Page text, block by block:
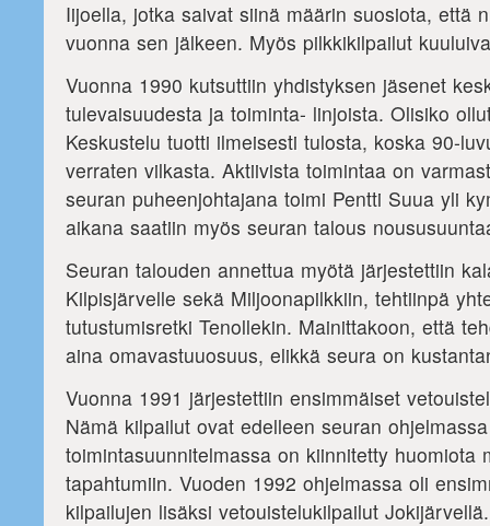
Iijoella, jotka saivat siinä määrin suosiota, että
vuonna sen jälkeen. Myös pilkkikilpailut
Vuonna 1990 kutsuttiin yhdistyksen jäsenet
tulevaisuudesta ja toiminta- linjoista. Olisiko
Keskustelu tuotti ilmeisesti tulosta, koska 90-
verraten vilkasta. Aktiivista toimintaa on
seuran puheenjohtajana toimi Pentti Suua yli
aikana saatiin myös seuran talous
Seuran talouden annettua myötä järjestettiin
Kilpisjärvelle sekä Miljoonapilkkiin, tehtiinpä
tutustumisretki Tenollekin. Mainittakoon, että
aina omavastuuosuus, elikkä seura on
Vuonna 1991 järjestettiin ensimmäiset
Nämä kilpailut ovat edelleen seuran
toimintasuunnitelmassa on kiinnitetty huomiota
tapahtumiin. Vuoden 1992 ohjelmassa oli
kilpailujen lisäksi vetouistelukilpailut Jokijärvellä.